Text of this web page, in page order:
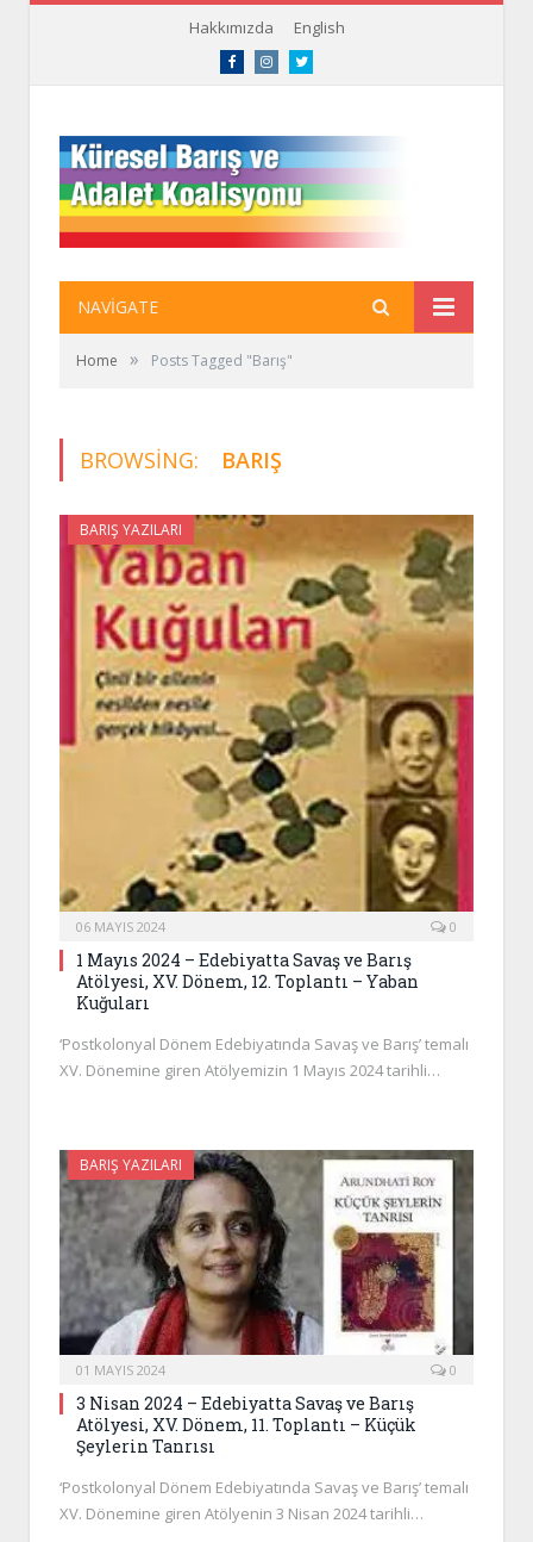
Hakkımızda English
FacebookInstagramTwitter
NAVIGATE
Home » Posts Tagged "Barış"
BROWSING: BARIŞ
BARIŞ YAZILARI
06 MAYIS 2024 0
1 Mayıs 2024 – Edebiyatta Savaş ve Barış
Atölyesi, XV. Dönem, 12. Toplantı – Yaban
Kuğuları
‘Postkolonyal Dönem Edebiyatında Savaş ve Barış’ temalı
XV. Dönemine giren Atölyemizin 1 Mayıs 2024 tarihli…
BARIŞ YAZILARI
01 MAYIS 2024 0
3 Nisan 2024 – Edebiyatta Savaş ve Barış
Atölyesi, XV. Dönem, 11. Toplantı – Küçük
Şeylerin Tanrısı
‘Postkolonyal Dönem Edebiyatında Savaş ve Barış’ temalı
XV. Dönemine giren Atölyenin 3 Nisan 2024 tarihli…